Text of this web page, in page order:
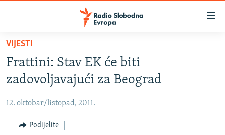
Pređite
glavni
sadržaj
na
navigaciju
BOSNA I HERCEGOVINA
KOSOVO
CRNA GORA
VIJESTI
Frattini: Stav EK će biti
zadovoljavajući za Beograd
12. oktobar/listopad, 2011.
Podijelite